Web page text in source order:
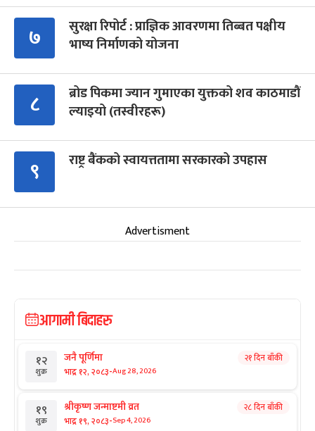
७
सुरक्षा रिपोर्ट : प्राज्ञिक आवरणमा तिब्बत पक्षीय
भाष्य निर्माणको योजना
८
ब्रोड पिकमा ज्यान गुमाएका युक्तको शव काठमाडौं
ल्याइयो (तस्वीरहरू)
९ राष्ट्र बैंकको स्वायत्ततामा सरकारको उपहास
Advertisment
आगामी बिदाहरु
१२
शुक्र
जनै पूर्णिमा
भाद्र १२, २०८३-Aug 28, 2026
२१ दिन बाँकी
१९
शुक्र
श्रीकृष्ण जन्माष्टमी व्रत
भाद्र १९, २०८३-Sep 4, 2026
२८ दिन बाँकी